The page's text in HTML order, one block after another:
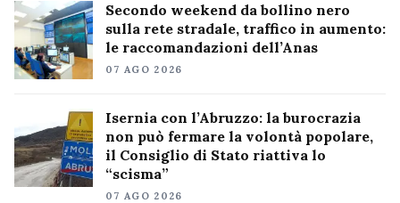
Secondo weekend da bollino nero
sulla rete stradale, traffico in aumento:
le raccomandazioni dell’Anas
07 AGO 2026
Isernia con l’Abruzzo: la burocrazia
non può fermare la volontà popolare,
il Consiglio di Stato riattiva lo
“scisma”
07 AGO 2026